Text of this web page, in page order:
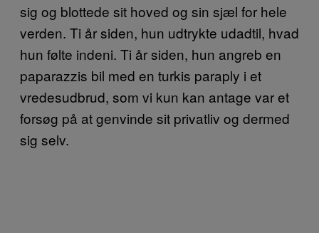
sig og blottede sit hoved og sin sjæl for hele
verden. Ti år siden, hun udtrykte udadtil, hvad
hun følte indeni. Ti år siden, hun angreb en
paparazzis bil med en turkis paraply i et
vredesudbrud, som vi kun kan antage var et
forsøg på at genvinde sit privatliv og dermed
sig selv.